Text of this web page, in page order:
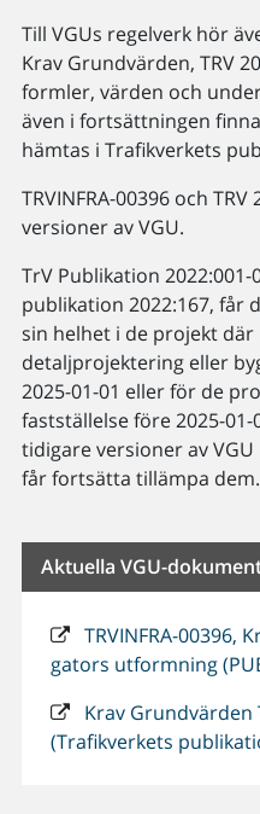
Till VGUs regelverk hör
Krav Grundvärden, TRV
formler, värden och
även i fortsättningen
hämtas i Trafikverkets
TRVINFRA-00396 och
versioner av VGU.
TrV Publikation
publikation 2022:167, får
sin helhet i de projekt
detaljprojektering eller
2025-01-01 eller för de
fastställelse före 2025-
tidigare versioner av
får fortsätta tillämpa dem.
Aktuella VGU-
TRVINFRA-00396,
gators utformning
Krav Grundvärden
(Trafikverkets